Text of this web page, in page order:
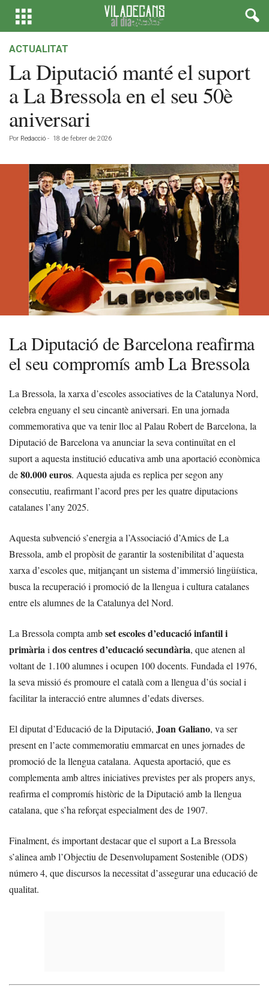
ACTUALITAT
La Diputació manté el suport
a La Bressola en el seu 50è
aniversari
Por Redacció - 18 de febrer de 2026
La Diputació de Barcelona reafirma
el seu compromís amb La Bressola
La Bressola, la xarxa d’escoles associatives de la Catalunya Nord,
celebra enguany el seu cincantè aniversari. En una jornada
commemorativa que va tenir lloc al Palau Robert de Barcelona, la
Diputació de Barcelona va anunciar la seva continuïtat en el
suport a aquesta institució educativa amb una aportació econòmica
de80.000 euros. Aquesta ajuda es replica per segon any
consecutiu, reafirmant l’acord pres per les quatre diputacions
catalanes l’any 2025.
Aquesta subvenció s’energia a l’Associació d’Amics de La
Bressola, amb el propòsit de garantir la sostenibilitat d’aquesta
xarxa d’escoles que, mitjançant un sistema d’immersió lingüística,
busca la recuperació i promoció de la llengua i cultura catalanes
entre els alumnes de la Catalunya del Nord.
La Bressola compta ambset escoles d’educació infantil i
primàriai dos centres d’educació secundària, que atenen al
voltant de 1.100 alumnes i ocupen 100 docents. Fundada el 1976,
la seva missió és promoure el català com a llengua d’ús social i
facilitar la interacció entre alumnes d’edats diverses.
El diputat d’Educació de la Diputació, Joan Galiano, va ser
present en l’acte commemoratiu emmarcat en unes jornades de
promoció de la llengua catalana. Aquesta aportació, que es
complementa amb altres iniciatives previstes per als propers anys,
reafirma el compromís històric de la Diputació amb la llengua
catalana, que s’ha reforçat especialment des de 1907.
Finalment, és important destacar que el suport a La Bressola
s’alinea amb l’Objectiu de Desenvolupament Sostenible (ODS)
número 4, que discursos la necessitat d’assegurar una educació de
qualitat.